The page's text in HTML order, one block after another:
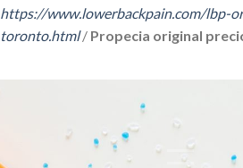
https://www.lowerbackpain.com/lbp-
toronto.html/ Propecia original